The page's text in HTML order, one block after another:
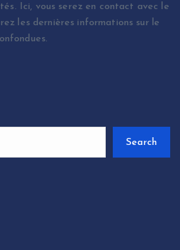
Ici, vous serez en contact avec le
les dernières informations sur le
Search